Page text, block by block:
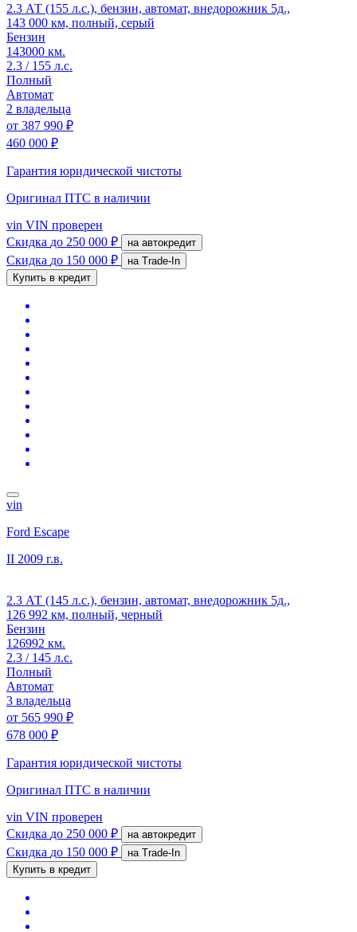
2.3 АТ (155 л.с.), бензин, автомат, внедорожник 5д.,
143 000 км, полный, серый
Бензин
143000 км.
2.3 / 155 л.с.
Полный
Автомат
2 владельца
от 387 990 ₽
460 000 ₽
Гарантия юридической чистоты
Оригинал ПТС в наличии
vin VIN проверен
Скидка до 250 000 ₽ на автокредит
Скидка до 150 000 ₽
на Trade-In
Купить в кредит
vin
Ford Escape
II 2009 г.в.
2.3 АТ (145 л.с.), бензин, автомат, внедорожник 5д.,
126 992 км, полный, черный
Бензин
126992 км.
2.3 / 145 л.с.
Полный
Автомат
3 владельца
от 565 990 ₽
678 000 ₽
Гарантия юридической чистоты
Оригинал ПТС в наличии
vin VIN проверен
Скидка до 250 000 ₽ на автокредит
Скидка до 150 000 ₽
на Trade-In
Купить в кредит